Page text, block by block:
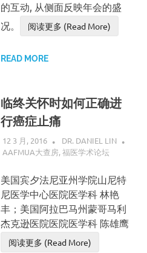
的互动, 从侧面反映年会的盛
况。
阅读更多 (Read More)
READ MORE
临终关怀时如何正确进
行癌症止痛
12 3 月, 2016
DR. DANIEL LIN
AAFMUA大查房,福医学术论坛
美国宾夕法尼亚州学院山尼特
尼医学中心医院医学科 林艳
丰；美国阿拉巴马州蒙哥马利
杰克逊医院医院医学科 陈雄鹰
阅读更多 (Read More)